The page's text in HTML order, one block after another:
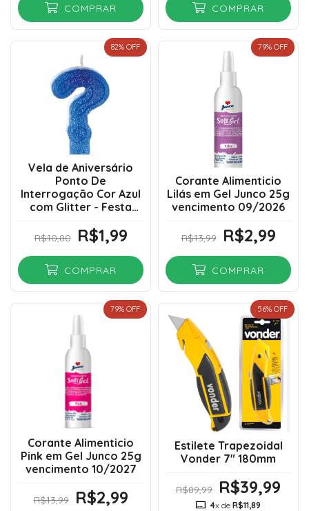
COMPRAR COMPRAR
82% OFF
Vela de Aniversário
Ponto De
Interrogação Cor Azul
com Glitter - Festa
R$10,80 R$1,99
COMPRAR
79% OFF
Corante Alimenticio
Lilás em Gel Junco 25g
vencimento 09/2026
R$13,99 R$2,99
COMPRAR
79% OFF
Corante Alimenticio
Pink em Gel Junco 25g
vencimento 10/2027
R$13,99 R$2,99
56% OFF
Estilete Trapezoidal
Vonder 7" 180mm
R$89,99 R$39,99
4x de R$11,89